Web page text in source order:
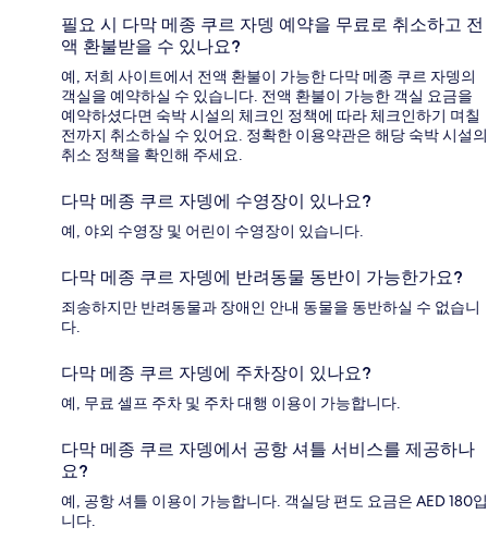
필요 시 다막 메종 쿠르 자뎅 예약을 무료로 취소하고 전
액 환불받을 수 있나요?
예, 저희 사이트에서 전액 환불이 가능한 다막 메종 쿠르 자뎅의
객실을 예약하실 수 있습니다. 전액 환불이 가능한 객실 요금을
예약하셨다면 숙박 시설의 체크인 정책에 따라 체크인하기 며칠
전까지 취소하실 수 있어요. 정확한 이용약관은 해당 숙박 시설의
취소 정책을 확인해 주세요.
다막 메종 쿠르 자뎅에 수영장이 있나요?
예, 야외 수영장 및 어린이 수영장이 있습니다.
다막 메종 쿠르 자뎅에 반려동물 동반이 가능한가요?
죄송하지만 반려동물과 장애인 안내 동물을 동반하실 수 없습니
다.
다막 메종 쿠르 자뎅에 주차장이 있나요?
예, 무료 셀프 주차 및 주차 대행 이용이 가능합니다.
다막 메종 쿠르 자뎅에서 공항 셔틀 서비스를 제공하나
요?
예, 공항 셔틀 이용이 가능합니다. 객실당 편도 요금은 AED 180입
니다.